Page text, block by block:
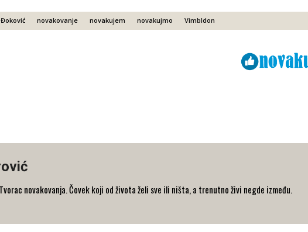
novakovanje novakujem novakujmo Vimbldon
novakovanja. Čovek koji od života želi sve ili ništa, a trenutno živi negde između.